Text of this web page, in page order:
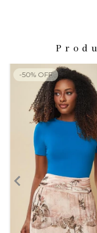
-50% OFF